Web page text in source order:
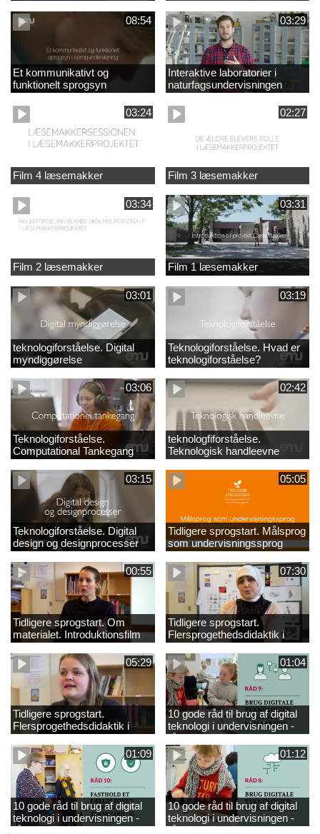
08:54
Et kommunikativt og
funktionelt sprogsyn
03:29
Interaktive laboratorier i
naturfagsundervisningen
03:24
Film 4 læsemakker
02:27
Film 3 læsemakker
03:34
Film 2 læsemakker
03:31
Film 1 læsemakker
03:01
teknologiforståelse. Digital
myndiggørelse
03:19
Teknologiforståelse. Hvad er
teknologiforståelse?
03:06
Teknologiforståelse.
Computational Tankegang
02:42
teknologfiforståelse.
Teknologisk handleevne
03:15
Teknologiforståelse. Digital
design og designprocesser
05:05
Tidligere sprogstart. Målsprog
som undervisningssprog
00:55
Tidligere sprogstart. Om
materialet. Introduktionsfilm
07:30
Tidligere sprogstart.
Flersprogethedsdidaktik i
fransk og tysk
05:29
Tidligere sprogstart.
Flersprogethedsdidaktik i
engelsk
01:04
10 gode råd til brug af digital
teknologi i undervisningen -
råd 9
01:09
10 gode råd til brug af digital
teknologi i undervisningen -
råd 10
01:12
10 gode råd til brug af digital
teknologi i undervisningen -
råd 8